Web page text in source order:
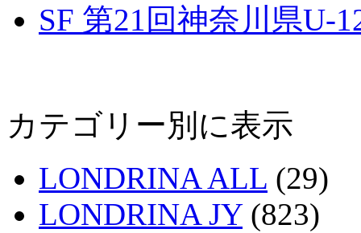
SF 第21回神奈川県U-
カテゴリー別に表示
LONDRINA ALL (29)
LONDRINA JY(823)